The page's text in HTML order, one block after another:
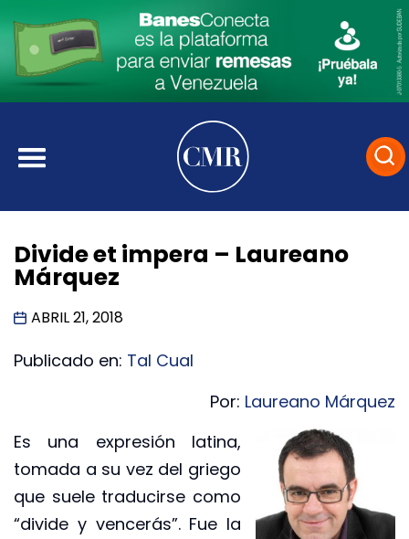
Divide et impera – Laureano
Márquez
ABRIL 21, 2018
Publicado en: Tal Cual
Por: Laureano Márquez
Es una expresión latina,
tomada a su vez del griego
que suele traducirse como
“divide y vencerás”. Fue la